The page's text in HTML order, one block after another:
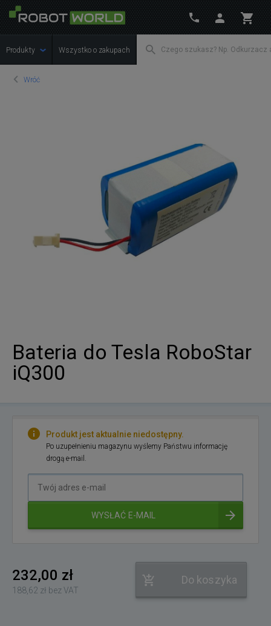
Produkty Wszystko o zakupach
Wróć
Bateria do Tesla RoboStar
iQ300
Produkt jest aktualnie niedostępny.
Po uzupełnieniu magazynu wyślemy Państwu informację
drogą e-mail.
WYSŁAĆ E-MAIL
232,00 zł
188,62 zł bez VAT
Do koszyka